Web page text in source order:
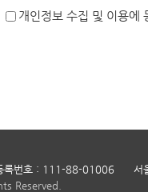
개인정보 수집 및 이용에
록번호 : 111-88-01006
서
Reserved.